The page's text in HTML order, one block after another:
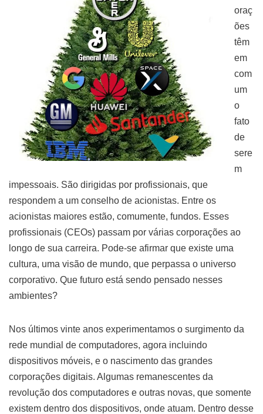
oraç
ões
têm
em
com
um
o
fato
de
sere
m
impessoais. São dirigidas por profissionais, que
respondem a um conselho de acionistas. Entre os
acionistas maiores estão, comumente, fundos. Esses
profissionais (CEOs) passam por várias corporações ao
longo de sua carreira. Pode-se afirmar que existe uma
cultura, uma visão de mundo, que perpassa o universo
corporativo. Que futuro está sendo pensado nesses
ambientes?
Nos últimos vinte anos experimentamos o surgimento da
rede mundial de computadores, agora incluindo
dispositivos móveis, e o nascimento das grandes
corporações digitais. Algumas remanescentes da
revolução dos computadores e outras novas, que somente
existem dentro dos dispositivos, onde atuam. Dentro desse